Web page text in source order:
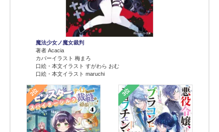
魔法少女ノ魔女裁判
著者 Acacia
カバーイラスト 梅まろ
口絵・本文イラスト すがわら おむ
口絵・本文イラスト maruchi
2位 3位